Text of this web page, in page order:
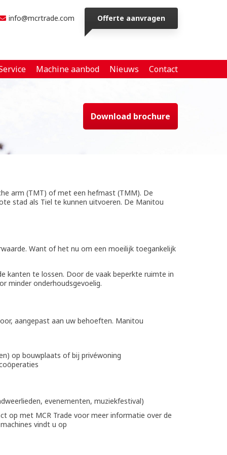
info@mcrtrade.com Offerte aanvragen
Machine aanbod Nieuws Contact
Download brochure
arm (TMT) of met een hefmast (TMM). De
stad als Tiel te kunnen uitvoeren. De Manitou
Want of het nu om een moeilijk toegankelijk
kanten te lossen. Door de vaak beperkte ruimte in
minder onderhoudsgevoelig.
aangepast aan uw behoeften. Manitou
op bouwplaats of bij privéwoning
evenementen, muziekfestival)
op met MCR Trade voor meer informatie over de
vindt u op